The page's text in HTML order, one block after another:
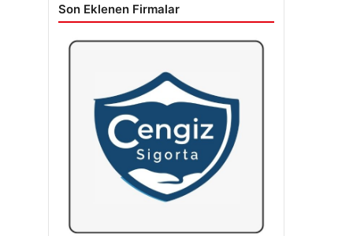
Son Eklenen Firmalar